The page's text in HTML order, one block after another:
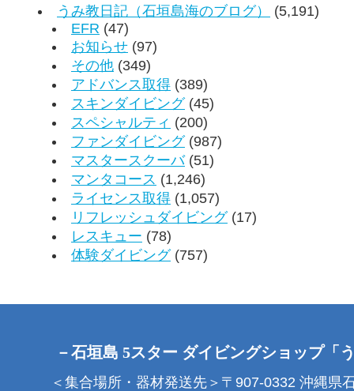
うみ教日記（石垣島海のブログ）
(5,191)
EFR (47)
お知らせ (97)
その他 (349)
アドバンス取得 (389)
スキンダイビング(45)
スペシャルティ (200)
ファンダイビング(987)
マスタースクーバ(51)
マンタコース (1,246)
ライセンス取得 (1,057)
リフレッシュダイビング(17)
レスキュー (78)
体験ダイビング(757)
－石垣島 5スター ダイビングショップ「
＜集合場所・器材発送先＞〒907-0332 沖縄県